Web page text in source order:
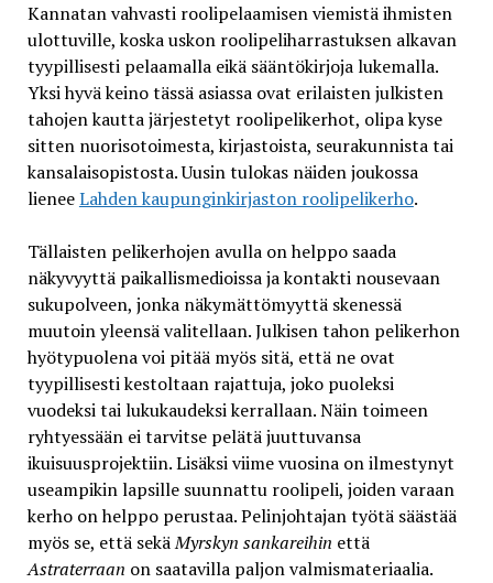
Kannatan vahvasti roolipelaamisen viemistä ihmisten
ulottuville, koska uskon roolipeliharrastuksen alkavan
tyypillisesti pelaamalla eikä sääntökirjoja lukemalla.
Yksi hyvä keino tässä asiassa ovat erilaisten julkisten
tahojen kautta järjestetyt roolipelikerhot, olipa kyse
sitten nuorisotoimesta, kirjastoista, seurakunnista tai
kansalaisopistosta. Uusin tulokas näiden joukossa
lieneeLahden kaupunginkirjaston roolipelikerho.
Tällaisten pelikerhojen avulla on helppo saada
näkyvyyttä paikallismedioissa ja kontakti nousevaan
sukupolveen, jonka näkymättömyyttä skenessä
muutoin yleensä valitellaan. Julkisen tahon pelikerhon
hyötypuolena voi pitää myös sitä, että ne ovat
tyypillisesti kestoltaan rajattuja, joko puoleksi
vuodeksi tai lukukaudeksi kerrallaan. Näin toimeen
ryhtyessään ei tarvitse pelätä juuttuvansa
ikuisuusprojektiin. Lisäksi viime vuosina on ilmestynyt
useampikin lapsille suunnattu roolipeli, joiden varaan
kerho on helppo perustaa. Pelinjohtajan työtä säästää
myös se, että sekäMyrskyn sankareihin että
Astraterraan on saatavilla paljon valmismateriaalia.